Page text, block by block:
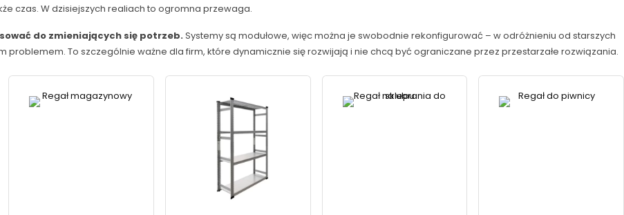
czas. W dzisiejszych realiach to ogromna przewaga.
do zmieniających się potrzeb.Systemy są modułowe, więc można je swobodnie rekonfigurować – w odróżnieniu od starszych
To szczególnie ważne dla firm, które dynamicznie się rozwijają i nie chcą być ograniczane przez przestarzałe rozwiązania.